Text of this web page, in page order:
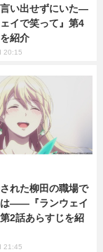
い出せずにいた―
イで笑って』第4
紹介
20:15
れた柳田の職場で
は――『ランウェイ
2話あらすじを紹
21:45